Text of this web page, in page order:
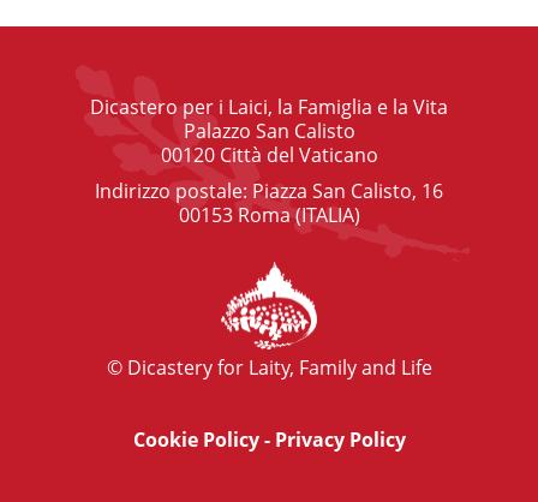
Dicastero per i Laici, la Famiglia e la Vita
Palazzo San Calisto
00120 Città del Vaticano
Indirizzo postale: Piazza San Calisto, 16
00153 Roma (ITALIA)
© Dicastery for Laity, Family and Life
Cookie Policy- Privacy Policy